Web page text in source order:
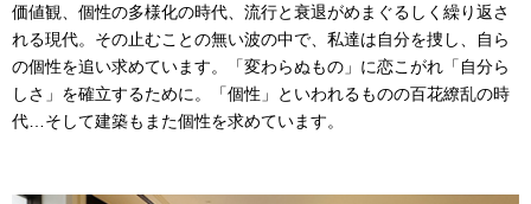
価値観、個性の多様化の時代、流行と衰退がめまぐるしく繰り返さ
れる現代。その止むことの無い波の中で、私達は自分を捜し、自ら
の個性を追い求めています。「変わらぬもの」に恋こがれ「自分ら
しさ」を確立するために。「個性」といわれるものの百花繚乱の時
代…そして建築もまた個性を求めています。